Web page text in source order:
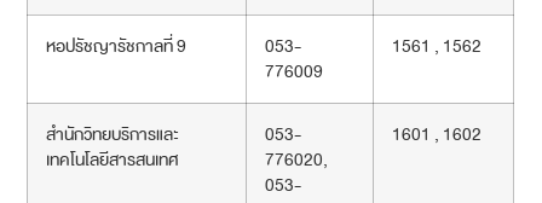
หอปรัชญารัชกาลที่ 9
053-
776009
1561 , 1562
สำนักวิทยบริการและ
เทคโนโลยีสารสนเทศ
053-
776020,
053-
1601 , 1602